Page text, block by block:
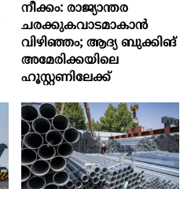
നീക്കം: രാജ്യാന്തര
ചരക്കുകവാടമാകാൻ
വിഴിഞ്ഞം; ആദ്യ ബുക്കിങ്
അമേരിക്കയിലെ
ഹൂസ്റ്റണിലേക്ക്